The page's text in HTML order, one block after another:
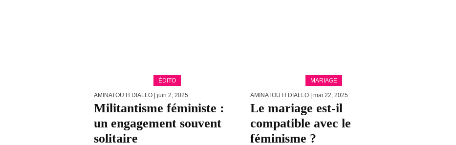
ÉDITO
AMINATOU H DIALLO | juin 2, 2025
Militantisme féministe :
un engagement souvent
solitaire
MARIAGE
AMINATOU H DIALLO | mai 22, 2025
Le mariage est-il
compatible avec le
féminisme ?